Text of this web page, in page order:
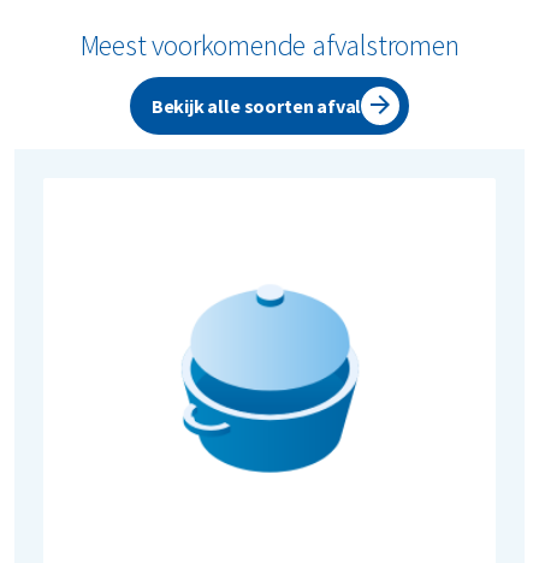
Meest voorkomende afvalstromen
Bekijk alle soorten afval